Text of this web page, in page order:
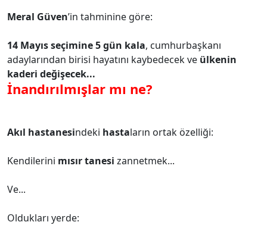
Meral Güven’in tahminine göre:
14 Mayıs seçimine 5 gün kala, cumhurbaşkanı
adaylarından birisi hayatını kaybedecek ve ülkenin
kaderi değişecek...
İnandırılmışlar mı ne?
Akıl hastanesindeki hastaların ortak özelliği:
Kendilerini mısır tanesi zannetmek...
Ve...
Oldukları yerde: